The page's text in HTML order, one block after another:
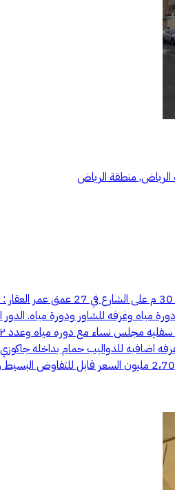
الرياض, منطقة الرياض